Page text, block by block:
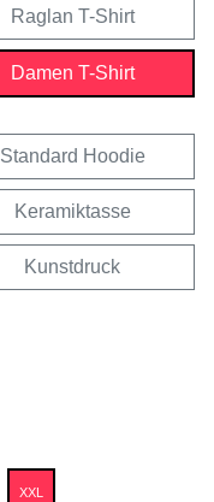
Raglan T-Shirt
Damen T-Shirt
Standard Hoodie
Keramiktasse
Kunstdruck
XXL